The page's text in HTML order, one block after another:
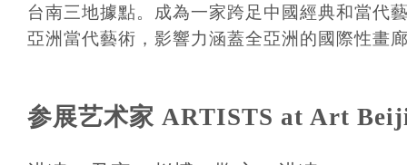
台南三地據點。成為一家跨足中國經典和當代
亞洲當代藝術，影響力涵蓋全亞洲的國際性畫
参展艺术家 ARTISTS at Art